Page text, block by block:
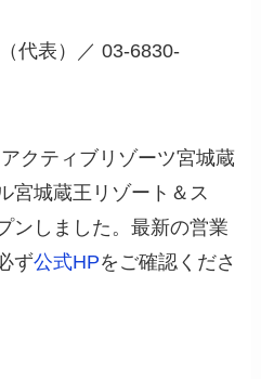
代表）／ 03-6830-
クティブリゾーツ宮城蔵
宮城蔵王リゾート＆ス
ンしました。最新の営業
ず公式HPをご確認くださ